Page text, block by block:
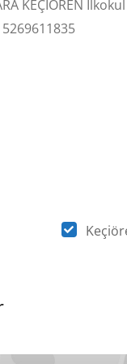
KEÇİÖREN İlkokul